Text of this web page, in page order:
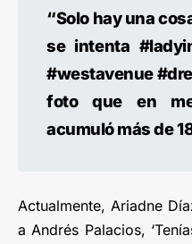
“Solo hay una
se intenta
#westavenue
foto que en
acumuló más de
Actualmente, Ariadne
a Andrés Palacios,